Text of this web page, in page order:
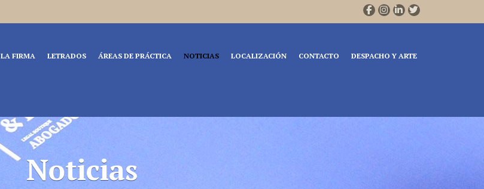
LA FIRMA LETRADOS ÁREAS DE PRÁCTICA NOTICIAS LOCALIZACIÓN CONTACTO DESPACHO Y ARTE
Noticias